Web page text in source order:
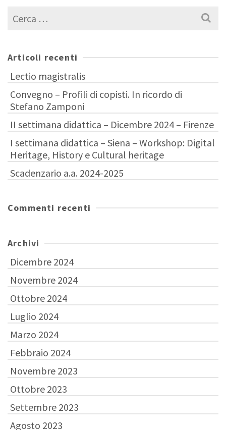
Cerca
per:
Articoli recenti
Lectio magistralis
Convegno – Profili di copisti. In ricordo di
Stefano Zamponi
II settimana didattica – Dicembre 2024 – Firenze
I settimana didattica – Siena – Workshop: Digital
Heritage, History e Cultural heritage
Scadenzario a.a. 2024-2025
Commenti recenti
Archivi
Dicembre 2024
Novembre 2024
Ottobre 2024
Luglio 2024
Marzo 2024
Febbraio 2024
Novembre 2023
Ottobre 2023
Settembre 2023
Agosto 2023